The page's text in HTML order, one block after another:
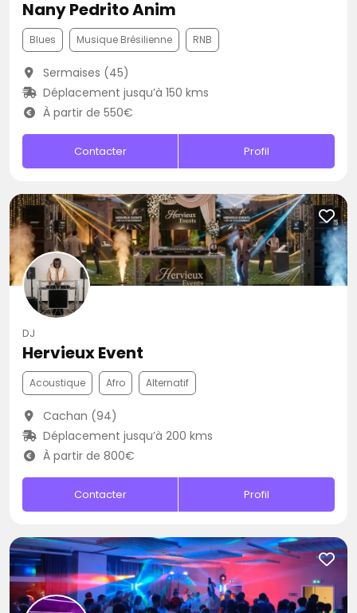
Nany Pedrito Anim
Blues Musique Brésilienne RNB
Sermaises (45)
Déplacement jusqu’à 150 kms
À partir de 550€
Contacter Profil
DJ
Hervieux Event
Acoustique Afro Alternatif
Cachan (94)
Déplacement jusqu’à 200 kms
À partir de 800€
Contacter Profil